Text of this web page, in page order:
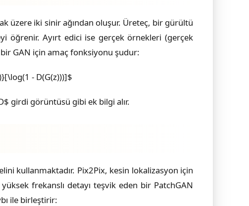
üzere iki sinir ağından oluşur. Üreteç, bir gürültü
Ayırt edici ise gerçek örnekleri (gerçek
GAN için amaç fonksiyonu şudur:
- D(G(z)))]$
girdi görüntüsü gibi ek bilgi alır.
kullanmaktadır. Pix2Pix, kesin lokalizasyon için
frekanslı detayı teşvik eden bir PatchGAN
ile birleştirir: